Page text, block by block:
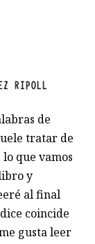
RIPOLL
de
tratar de
que vamos
y
al final
coincide
gusta leer